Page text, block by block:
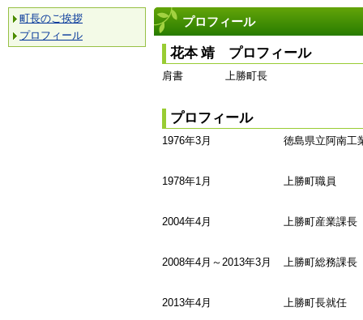
プロフィール
花本 靖 プロフィール
肩書 上勝町長
プロフィール
1976年3月 徳島県立阿南工
1978年1月 上勝町職員
2004年4月 上勝町産業課長
2008年4月～2013年3月 上勝町総務課長
2013年4月 上勝町長就任
町長のご挨拶
プロフィール